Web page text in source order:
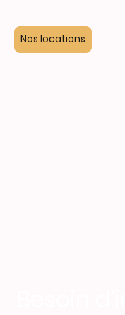
Nos locations